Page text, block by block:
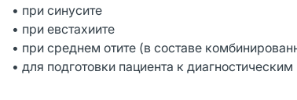
• при синусите
• при евстахиите
• при среднем отите (в составе
• для подготовки пациента к